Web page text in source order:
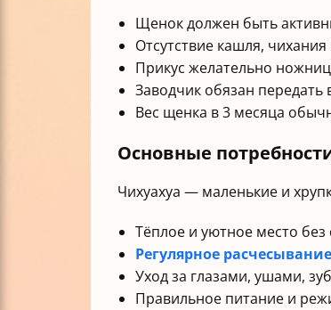
Щенок должен быть
Отсутствие кашля,
Прикус желательно
Заводчик обязан
Вес щенка в 3 месяца
Основные
Чихуахуа — маленькие и
Тёплое и уютное место без
Регулярное
Уход за глазами, ушами,
Правильное питание и